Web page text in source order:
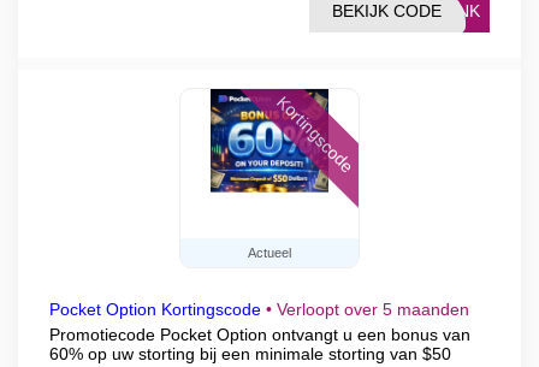
LINK
BEKIJK CODE
Actueel
Kortingscode
Pocket Option Kortingscode • Verloopt over 5 maanden
Promotiecode Pocket Option ontvangt u een bonus van
60% op uw storting bij een minimale storting van $50